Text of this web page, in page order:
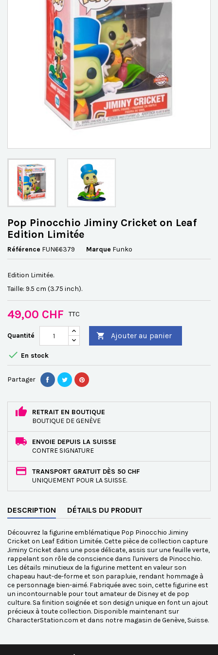
Pop Pinocchio Jiminy Cricket on Leaf
Edition Limitée
Référence FUN66379 Marque Funko
Edition Limitée.
Taille: 9.5 cm (3.75 inch).
49,00 CHF TTC
Quantité  Ajouter au panier
 En stock
Partager
RETRAIT EN BOUTIQUE
BOUTIQUE DE GENÈVE
ENVOIE DEPUIS LA SUISSE
CONTRE SIGNATURE
TRANSPORT GRATUIT DÈS 50 CHF
UNIQUEMENT POUR LA SUISSE.
DESCRIPTION DÉTAILS DU PRODUIT
Découvrez la figurine emblématique Pop Pinocchio Jiminy
Cricket on Leaf Edition Limitée. Cette pièce de collection capture
Jiminy Cricket dans une pose délicate, assis sur une feuille verte,
rappelant son rôle de conscience dans l'univers de Pinocchio.
Les détails minutieux de la figurine mettent en valeur son
chapeau haut-de-forme et son parapluie, rendant hommage à
ce personnage bien-aimé. Fabriquée avec soin, cette figurine est
un incontournable pour tout amateur de Disney et de pop
culture. Sa finition soignée et son design unique en font un ajout
précieux à toute collection. Disponible maintenant sur
CharacterStation.com et dans notre magasin de Genève, Suisse.